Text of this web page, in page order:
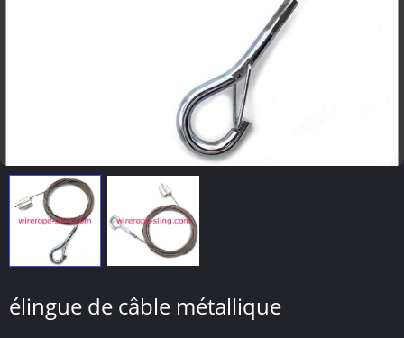
élingue de câble métallique